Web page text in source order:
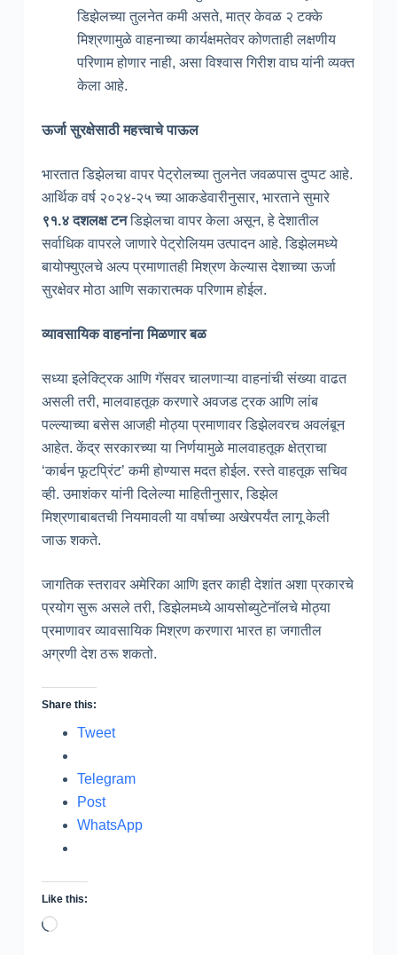
डिझेलच्या तुलनेत कमी असते, मात्र केवळ २ टक्के
मिश्रणामुळे वाहनाच्या कार्यक्षमतेवर कोणताही लक्षणीय
परिणाम होणार नाही, असा विश्वास गिरीश वाघ यांनी व्यक्त
केला आहे.
ऊर्जा सुरक्षेसाठी महत्त्वाचे पाऊल
भारतात डिझेलचा वापर पेट्रोलच्या तुलनेत जवळपास दुप्पट आहे.
आर्थिक वर्ष २०२४-२५ च्या आकडेवारीनुसार, भारताने सुमारे
९१.४ दशलक्ष टनडिझेलचा वापर केला असून, हे देशातील
सर्वाधिक वापरले जाणारे पेट्रोलियम उत्पादन आहे. डिझेलमध्ये
बायोफ्युएलचे अल्प प्रमाणातही मिश्रण केल्यास देशाच्या ऊर्जा
सुरक्षेवर मोठा आणि सकारात्मक परिणाम होईल.
व्यावसायिक वाहनांना मिळणार बळ
सध्या इलेक्ट्रिक आणि गॅसवर चालणाऱ्या वाहनांची संख्या वाढत
असली तरी, मालवाहतूक करणारे अवजड ट्रक आणि लांब
पल्ल्याच्या बसेस आजही मोठ्या प्रमाणावर डिझेलवरच अवलंबून
आहेत. केंद्र सरकारच्या या निर्णयामुळे मालवाहतूक क्षेत्राचा
‘कार्बन फूटप्रिंट’ कमी होण्यास मदत होईल. रस्ते वाहतूक सचिव
व्ही. उमाशंकर यांनी दिलेल्या माहितीनुसार, डिझेल
मिश्रणाबाबतची नियमावली या वर्षाच्या अखेरपर्यंत लागू केली
जाऊ शकते.
जागतिक स्तरावर अमेरिका आणि इतर काही देशांत अशा प्रकारचे
प्रयोग सुरू असले तरी, डिझेलमध्ये आयसोब्युटेनॉलचे मोठ्या
प्रमाणावर व्यावसायिक मिश्रण करणारा भारत हा जगातील
अग्रणी देश ठरू शकतो.
Share this:
Tweet
Telegram
Post
WhatsApp
Like this:
Loading…